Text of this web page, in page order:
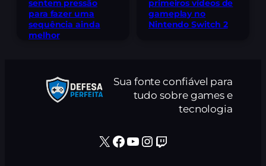
sentem pressão
para fazer uma
sequência ainda
melhor
primeiros vídeos de
gameplay no
Nintendo Switch 2
Sua fonte confiável para
tudo sobre games e
tecnologia
X Facebook Youtube Instagram Twitch